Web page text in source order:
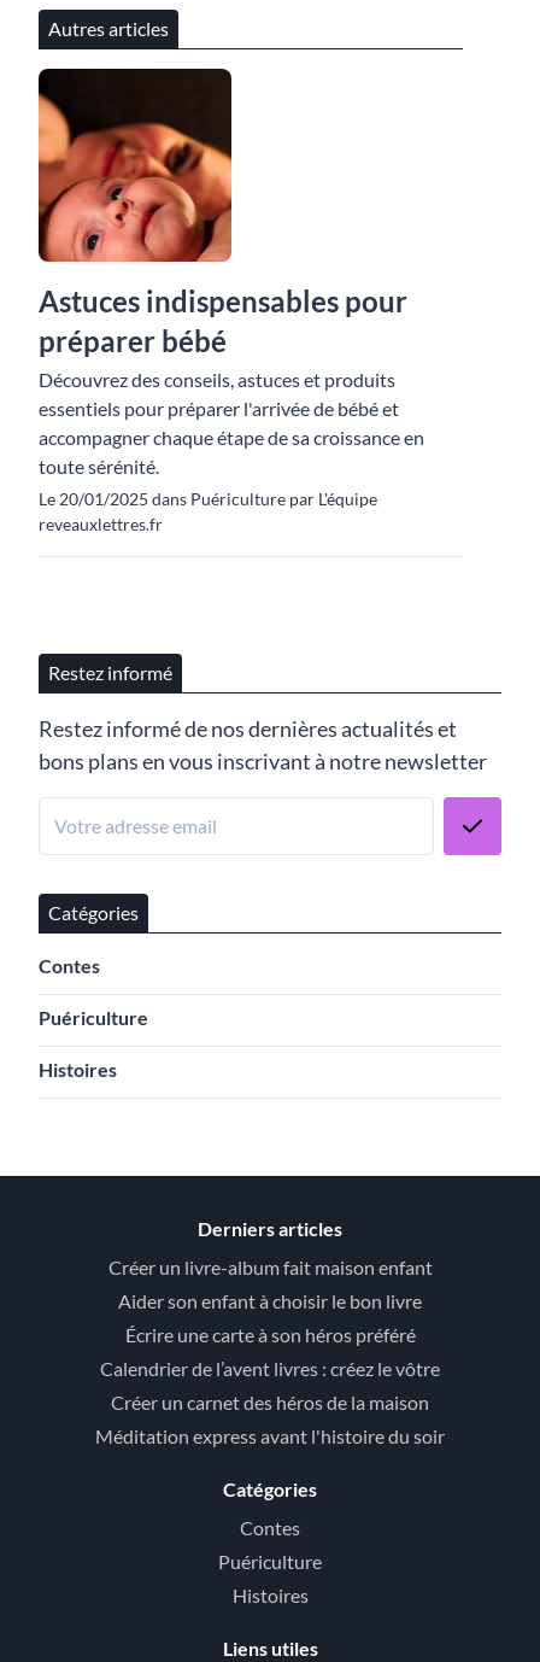
Autres articles
Astuces indispensables pour
préparer bébé
Découvrez des conseils, astuces et produits
essentiels pour préparer l'arrivée de bébé et
accompagner chaque étape de sa croissance en
toute sérénité.
Le 20/01/2025 dans Puériculture par L'équipe
reveauxlettres.fr
Restez informé
Restez informé de nos dernières actualités et
bons plans en vous inscrivant à notre newsletter
Catégories
Contes
Puériculture
Histoires
Derniers articles
Créer un livre-album fait maison enfant
Aider son enfant à choisir le bon livre
Écrire une carte à son héros préféré
Calendrier de l’avent livres : créez le vôtre
Créer un carnet des héros de la maison
Méditation express avant l'histoire du soir
Catégories
Contes
Puériculture
Histoires
Liens utiles